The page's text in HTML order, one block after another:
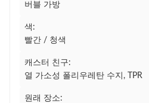
버블 가방
색:
빨간 / 청색
캐스터 친구:
열 가소성 폴리우레탄 수지, TPR
원래 장소: